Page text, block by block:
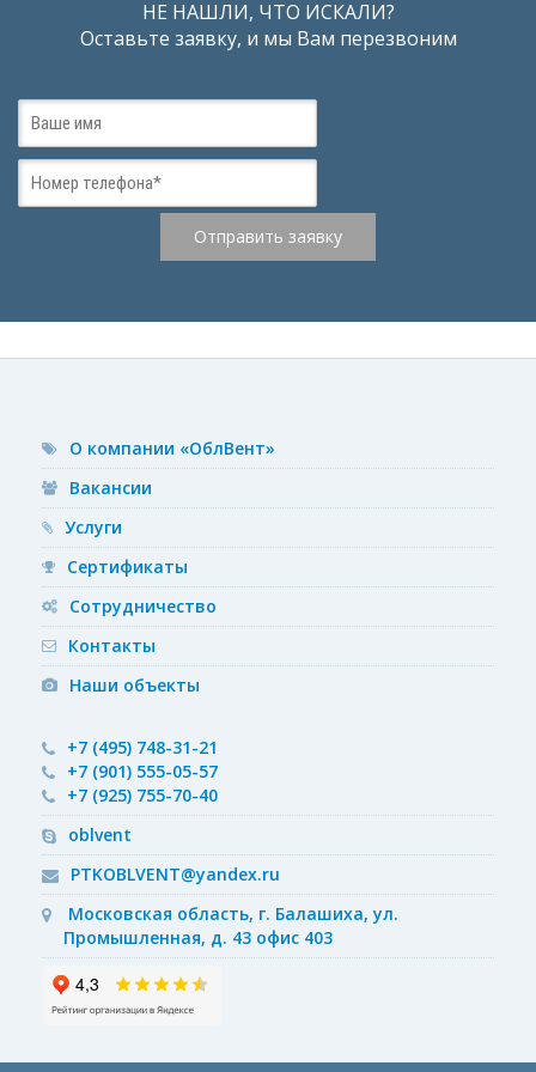
НЕ НАШЛИ, ЧТО ИСКАЛИ?
Оставьте заявку, и мы Вам перезвоним
О компании «ОблВент»
Вакансии
Услуги
Сертификаты
Сотрудничество
Контакты
Наши объекты
+7 (495) 748-31-21
+7 (901) 555-05-57
+7 (925) 755-70-40
oblvent
PTKOBLVENT@yandex.ru
Московская область, г. Балашиха, ул.
Промышленная, д. 43 офис 403